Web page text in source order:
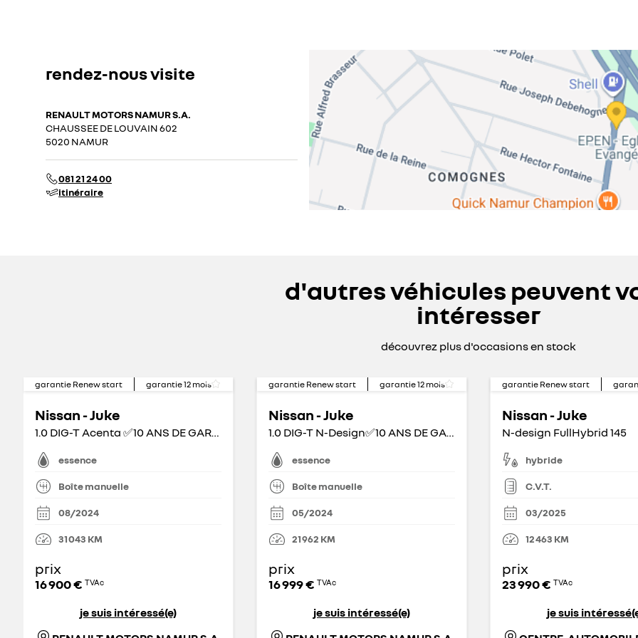
rendez-nous visite
RENAULT MOTORS NAMUR S.A.
CHAUSSEE DE LOUVAIN 602
5020 NAMUR
081 21 24 00
itinéraire
d'autres véhicules peuvent
intéresser
découvrez plus d'occasions en stock
garantie Renew start garantie12 mois
Nissan - Juke
1.0 DIG-T Acenta ✅10 ANS DE GARANTIE ✅
essence
Boîte manuelle
08/2024
31 043 KM
prix
16 900 € TVAc
je suis intéressé(e)
garantie Renew start garantie12 mois
Nissan - Juke
1.0 DIG-T N-Design✅10 ANS DE GARANTIE✅
essence
Boîte manuelle
05/2024
21 962 KM
prix
16 999 € TVAc
je suis intéressé(e)
garantie Renew start
Nissan - Juke
N-design FullHybrid 145
hybride
C.V.T.
03/2025
12 463 KM
prix
23 990 € TVAc
je suis